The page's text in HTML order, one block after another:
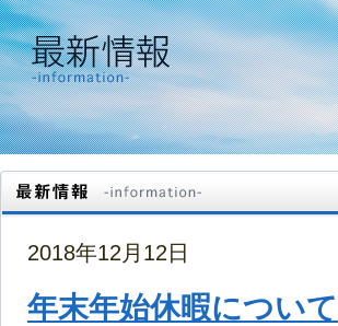
2018年12月12日
年末年始休暇について